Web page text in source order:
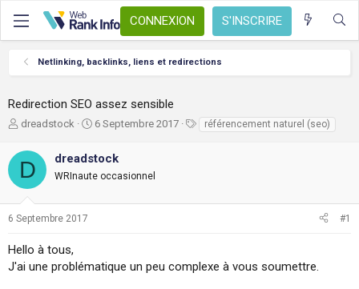
CONNEXION S'INSCRIRE
Netlinking, backlinks, liens et redirections
Redirection SEO assez sensible
A
t
e
u
e
a
d
dreadstock
D
t
e
d
t
6 Septembre 2017 référencement naturel (seo)
D dreadstock
WRInaute occasionnel
6 Septembre 2017 #1
Hello à tous,
J'ai une problématique un peu complexe à vous soumettre.